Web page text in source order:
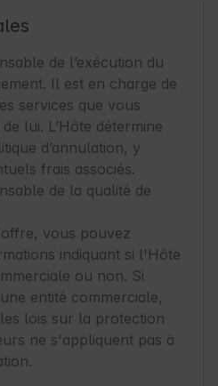
de l’exécution du
Il est en charge de
services que vous
lui. L’Hôte détermine
d’annulation, y
frais associés.
de la qualité de
vous pouvez
indiquant si l'Hôte
ou non. Si
entité commerciale,
lois sur la protection
ne s'appliquent pas à